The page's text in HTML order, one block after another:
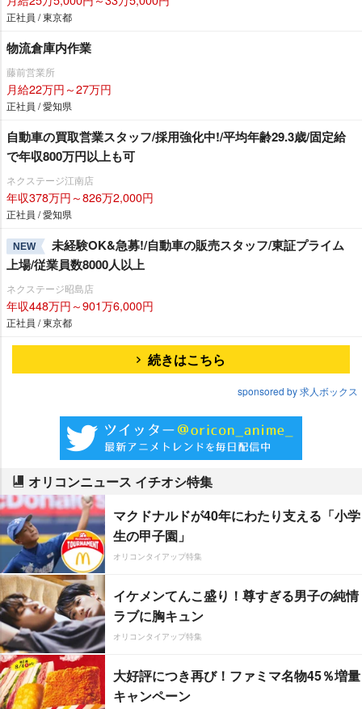
正社員 / 東京都
物流倉庫内作業
藤前営業所
月給22万円～27万円
正社員 / 愛知県
自動車の買取営業スタッフ/採用強化中!/平均年齢29.3歳/固定給
で年収800万円以上も可
ネクステージ江南店
年収378万円～826万2,000円
正社員 / 愛知県
NEW
未経験OK&急募!/自動車の販売スタッフ/東証プライム
上場/従業員数8000人以上
ネクステージ昭島店
年収448万円～901万6,000円
正社員 / 東京都
続きはこちら
sponsored by 求人ボックス
オリコンニュース イチオシ特集
マクドナルドが40年にわたり支える「小学
生の甲子園」
オリコンタイアップ特集
イケメンてんこ盛り！尊すぎる男子の純情
ラブに胸キュン
オリコンタイアップ特集
大好評につき再び！ファミマ名物45％増量
キャンペーン